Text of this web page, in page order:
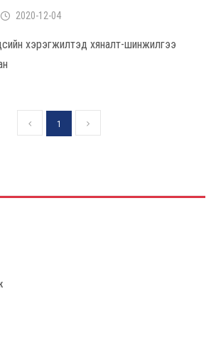
2020-12-04
хэрэгжилтэд хяналт-шинжилгээ
1